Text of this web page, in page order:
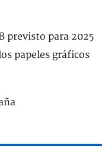
previsto para 2025
papeles gráficos